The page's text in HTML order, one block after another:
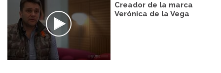
Creador de la marca
Verónica de la Vega